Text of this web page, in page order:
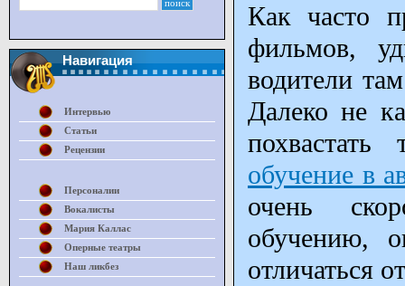
Как часто
фильмов,
водители
Далеко не
обучение в
очень
обучению,
отличаться
Навигация
Интервью
Статьи
Рецензии
Персоналии
Вокалисты
Мария Каллас
Оперные театры
Наш ликбез